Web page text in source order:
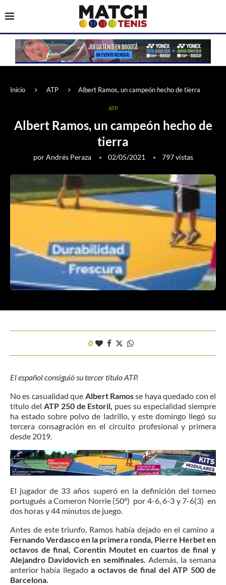
Inicio ATP Albert Ramos, un campeón hecho de tierra
ATP
Albert Ramos, un campeón hecho de
tierra
porAndrés Peraza 02/05/2021 797vistas
0
El español consiguió su tercer título ATP.
No es casualidad que Albert Ramosse haya quedado con el
título del ATP 250 de Estoril, pues su especialidad siempre
ha estado sobre polvo de ladrillo, y este domingo llegó su
tercera consagración en el circuito profesional y primera
desde 2019.
El jugador de 33 años superó en la definición del torneo
portugués a Comeron Norrie (50º) por 4-6, 6-3 y 7-6(3) en
dos horas y 44 minutos de juego.
Antes de este triunfo, Ramos había dejado en el camino a
Fernando Verdasco en la primera ronda, Pierre Herbet en
octavos de final, Corentin Moutet en cuartos de final y
Alejandro Davidovich en semifinales. Además, la semana
anterior había llegadoa octavos de final del ATP 500 de
Barcelona.